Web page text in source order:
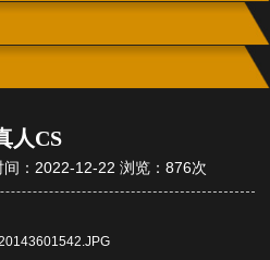
人CS
：2022-12-22 浏览：876次